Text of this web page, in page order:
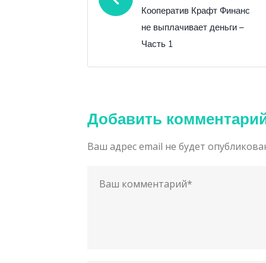
записям
Кооператив Крафт Финанс
не выплачивает деньги –
Часть 1
Добавить
Ваш адрес email не будет